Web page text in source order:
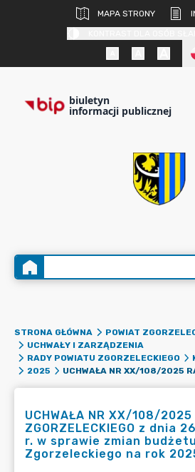
MAPA STRONY
biuletyn
informacji publicznej
STRONA GŁÓWNA
POWIAT
UCHWAŁY I ZARZĄDZENIA
RADY POWIATU ZGORZELECKIEGO
2025
UCHWAŁA NR XX/108/2025
ZGORZELECKIEGO z dnia
r. w sprawie zmian
Zgorzeleckiego na rok